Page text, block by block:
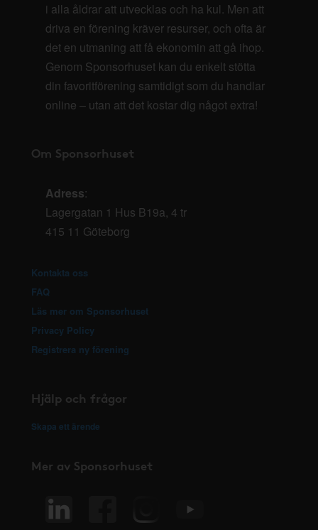
i alla åldrar att utvecklas och ha kul. Men att
driva en förening kräver resurser, och ofta är
det en utmaning att få ekonomin att gå ihop.
Genom Sponsorhuset kan du enkelt stötta
din favoritförening samtidigt som du handlar
online – utan att det kostar dig något extra!
Om Sponsorhuset
Adress:
Lagergatan 1 Hus B19a, 4 tr
415 11 Göteborg
Kontakta oss
FAQ
Läs mer om Sponsorhuset
Privacy Policy
Registrera ny förening
Hjälp och frågor
Skapa ett ärende
Mer av Sponsorhuset